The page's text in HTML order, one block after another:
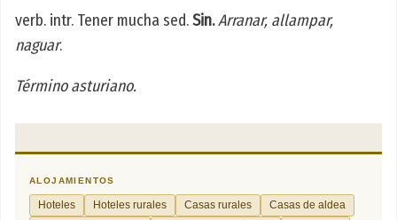
verb. intr. Tener mucha sed.Sin.Arranar, allampar,
naguar.
Término asturiano.